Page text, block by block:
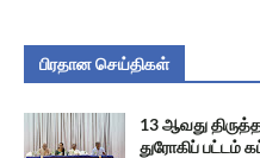
பிரதான செய்திகள்
13 ஆவது
துரோகிப் பட்டம்